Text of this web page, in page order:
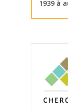
1939 à